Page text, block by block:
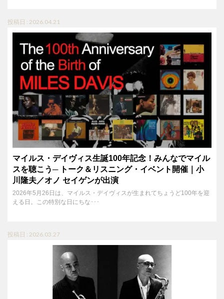
投稿日 : 2026.04.21
マイルス・デイヴィス生誕100年記念！みんなでマイル
スを聴こう─ トーク＆リスニング・イベント開催｜小
川隆夫／オノ セイゲンが出演
2026年5月26日は、マイルス・デイヴィスが生まれてちょうど100年を迎
える日。この特別な日にちな･･･
投稿日 : 2026.03.27